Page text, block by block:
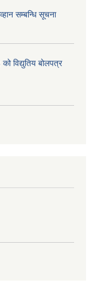
सम्बन्धि सूचना
विद्युतिय बोलपत्र